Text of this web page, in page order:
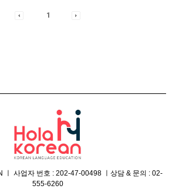
1
ㅣ 사업자 번호 : 202-47-00498 ㅣ상담 & 문의 : 02-
555-6260